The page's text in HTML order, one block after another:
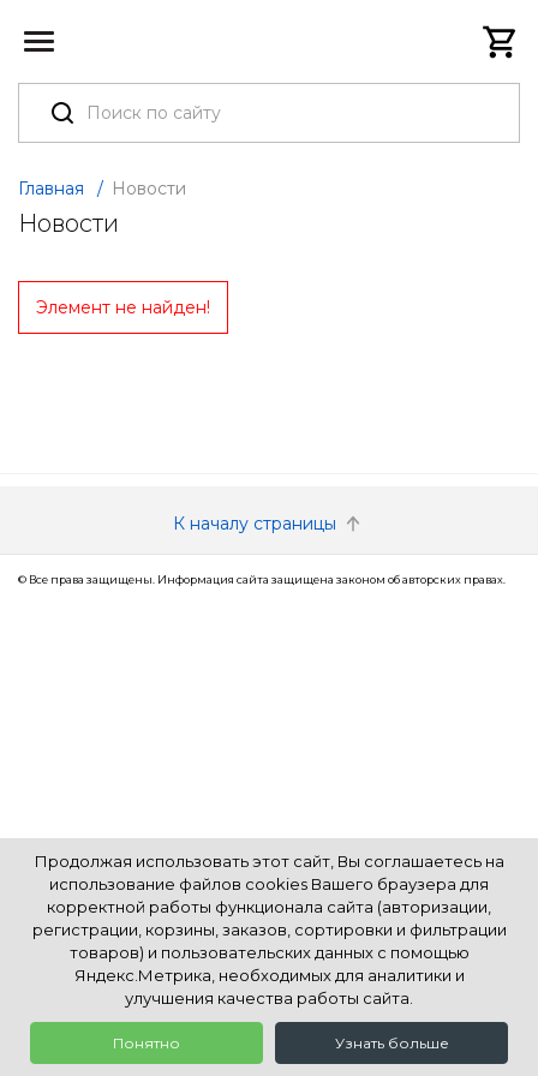
0
Главная / Новости
Новости
Элемент не найден!
К началу страницы
© Все права защищены. Информация сайта защищена законом об авторских правах.
Продолжая использовать этот сайт, Вы соглашаетесь на
использование файлов cookies Вашего браузера для
корректной работы функционала сайта (авторизации,
регистрации, корзины, заказов, сортировки и фильтрации
товаров) и пользовательских данных с помощью
Яндекс.Метрика, необходимых для аналитики и
улучшения качества работы сайта.
Понятно Узнать больше